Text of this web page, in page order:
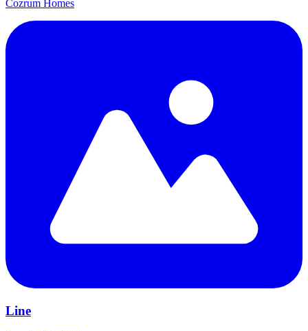
Cozrum Homes
Line